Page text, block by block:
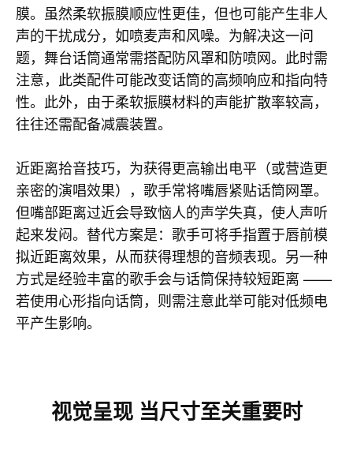
膜。虽然柔软振膜顺应性更佳，但也可能产生非人
声的干扰成分，如喷麦声和风噪。为解决这一问
题，舞台话筒通常需搭配防风罩和防喷网。此时需
注意，此类配件可能改变话筒的高频响应和指向特
性。此外，由于柔软振膜材料的声能扩散率较高，
往往还需配备减震装置。
近距离拾音技巧，为获得更高输出电平（或营造更
亲密的演唱效果），歌手常将嘴唇紧贴话筒网罩。
但嘴部距离过近会导致恼人的声学失真，使人声听
起来发闷。替代方案是：歌手可将手指置于唇前模
拟近距离效果，从而获得理想的音频表现。另一种
方式是经验丰富的歌手会与话筒保持较短距离 ——
若使用心形指向话筒，则需注意此举可能对低频电
平产生影响。
视觉呈现 当尺寸至关重要时